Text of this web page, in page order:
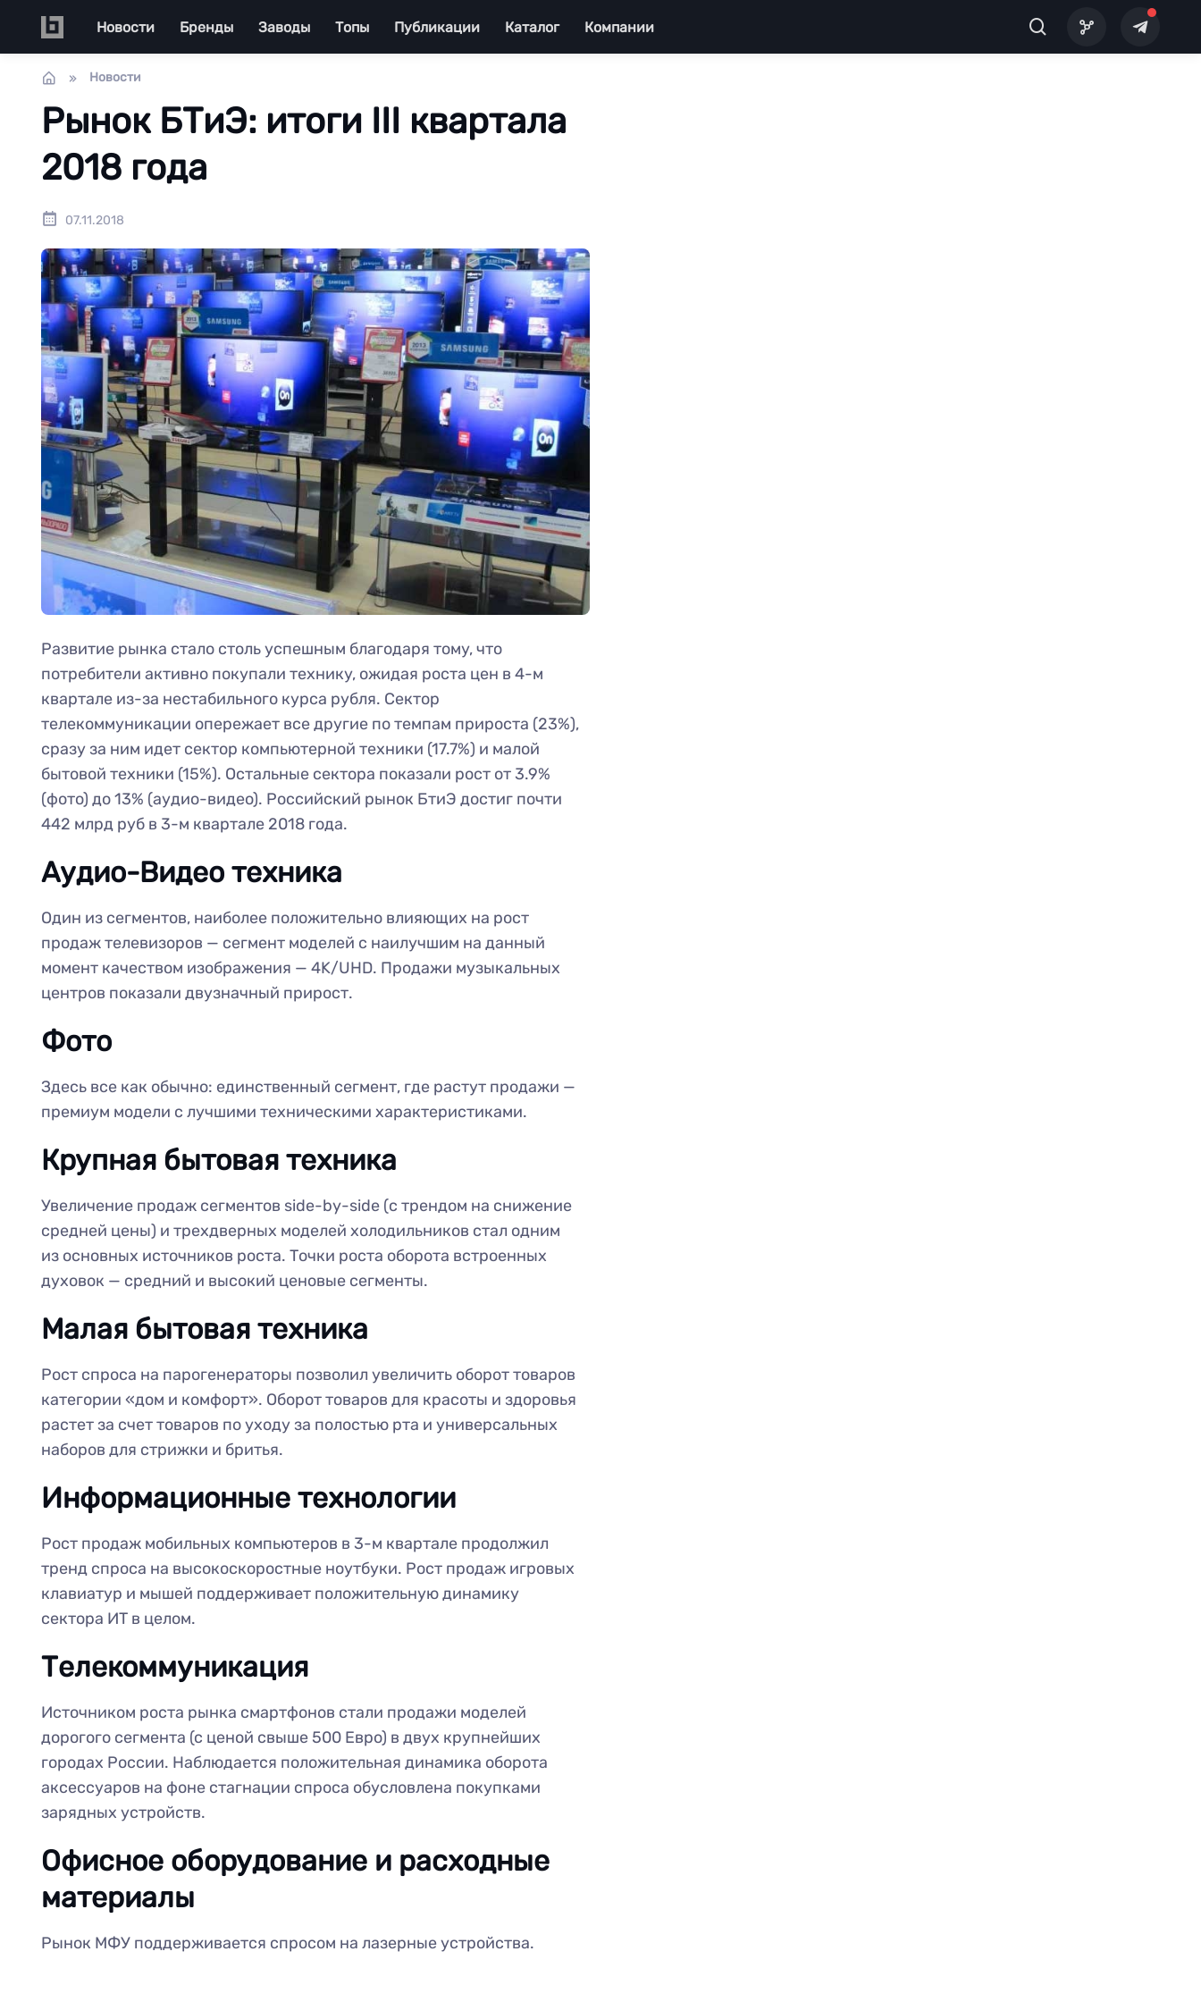
Main navigation
Новости Бренды Заводы Топы Публикации Каталог Компании
Новости
Рынок БТиЭ: итоги III квартала
2018 года
07.11.2018
Развитие рынка стало столь успешным благодаря тому, что
потребители активно покупали технику, ожидая роста цен в 4-м
квартале из-за нестабильного курса рубля. Сектор
телекоммуникации опережает все другие по темпам прироста (23%),
сразу за ним идет сектор компьютерной техники (17.7%) и малой
бытовой техники (15%). Остальные сектора показали рост от 3.9%
(фото) до 13% (аудио-видео). Российский рынок БтиЭ достиг почти
442 млрд руб в 3-м квартале 2018 года.
Аудио-Видео техника
Один из сегментов, наиболее положительно влияющих на рост
продаж телевизоров — сегмент моделей с наилучшим на данный
момент качеством изображения — 4K/UHD. Продажи музыкальных
центров показали двузначный прирост.
Фото
Здесь все как обычно: единственный сегмент, где растут продажи —
премиум модели с лучшими техническими характеристиками.
Крупная бытовая техника
Увеличение продаж сегментов side-by-side (с трендом на снижение
средней цены) и трехдверных моделей холодильников стал одним
из основных источников роста. Точки роста оборота встроенных
духовок — средний и высокий ценовые сегменты.
Малая бытовая техника
Рост спроса на парогенераторы позволил увеличить оборот товаров
категории «дом и комфорт». Оборот товаров для красоты и здоровья
растет за счет товаров по уходу за полостью рта и универсальных
наборов для стрижки и бритья.
Информационные технологии
Рост продаж мобильных компьютеров в 3-м квартале продолжил
тренд спроса на высокоскоростные ноутбуки. Рост продаж игровых
клавиатур и мышей поддерживает положительную динамику
сектора ИТ в целом.
Телекоммуникация
Источником роста рынка смартфонов стали продажи моделей
дорогого сегмента (с ценой свыше 500 Евро) в двух крупнейших
городах России. Наблюдается положительная динамика оборота
аксессуаров на фоне стагнации спроса обусловлена покупками
зарядных устройств.
Офисное оборудование и расходные
материалы
Рынок МФУ поддерживается спросом на лазерные устройства.